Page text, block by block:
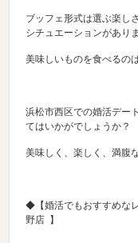
ブッフェ形式は選ぶ楽し
シチュエーションがあり
美味しいものを食べるの
浜松市西区での婚活デー
てはいかがでしょうか？
美味しく、楽しく、満腹
◆【婚活でもおすすめな
野店 】